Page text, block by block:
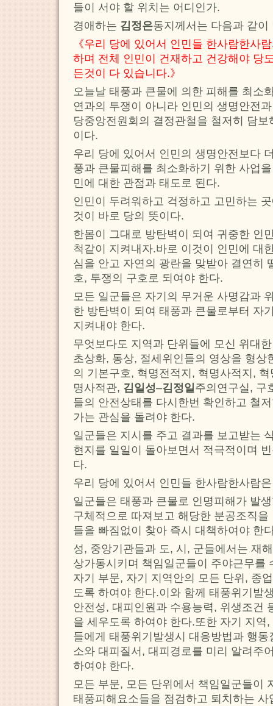
들이 서야 할 위치는 어디인가.
경애하는 김정은동지께서는 다음과 같이
《우리 당에 있어서 인민들 한사람한사
하며 전체 인민이 건재하고 건강해야 당
든것이 다 있습니다.》
오늘날 태풍과 큰물에 의한 피해를 최소
연과의 투쟁이 아니라 인민의 생명안전
당중앙전원회의 결정관철을 철저히 담
이다.
우리 당에 있어서 인민의 생명안전보다
풍과 큰물피해를 최소화하기 위한 사업
민에 대한 관점과 태도로 된다.
인민이 두려워하고 걱정하고 고민하는
것이 바로 당의 뜻이다.
한몸이 그대로 방탄벽이 되여 귀중한 인
척같이 지켜내자.바로 이것이 인민에 대
심을 안고 자연의 광란을 맞받아 결연히
호, 투쟁의 구호로 되여야 한다.
모든 일군들은 자기의 무거운 사명감과
한 방탄벽이 되여 태풍과 큰물로부터 자
지켜내야 한다.
무엇보다도 지역과 단위들에 모신 위대
초상화, 동상, 절세위인들의 영상을 형상
의 기본구호, 혁명전적지, 혁명사적지,
명사적관, 김일성–김정일 주의연구실, 구
들의 안전상태를 다시한번 확인하고 철
가는 관심을 돌려야 한다.
일군들은 지시를 주고 결과를 보고받는
현지를 일일이 돌아보면서 적극적이며
다.
우리 당에 있어서 인민들 한사람한사람
일군들은 태풍과 큰물로 인명피해가 발
구체적으로 따져보고 해당한 분공조직
들을 빠짐없이 찾아 즉시 대책하여야 한
성, 중앙기관들과 도, 시, 군들에서는 재
상가동시키며 책임일군들이 주야근무를
자기 부문, 자기 지역안의 모든 단위, 종
도록 하여야 한다.이와 함께 태풍위기발
안전성, 대피인원과 수용능력, 위생조건
을 세우도록 하여야 한다.또한 자기 지역
들에게 태풍위기발생시 대응방법과 행
소와 대피질서, 대피경로를 미리 알려주
하여야 한다.
모든 부문, 모든 단위에서 책임일군들이
태풍피해요소들을 점검하고 퇴치하는